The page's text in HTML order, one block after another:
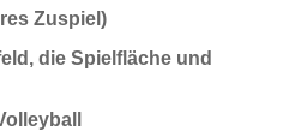
Zuspiel)
die Spielfläche und